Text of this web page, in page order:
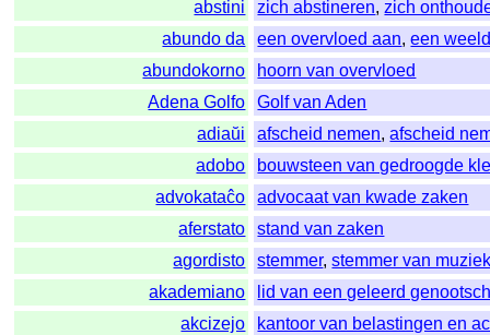
abstini zich abstineren,zich
abundo da
een overvloed aan,een
abundokorno
hoorn van overvloed
Adena Golfo
Golf van Aden
adiaŭi
afscheid nemen,afscheid
adobo
bouwsteen van gedroogde
advokataĉo
advocaat van kwade zaken
aferstato
stand van zaken
agordisto
stemmer,stemmer van
akademiano
lid van een geleerd
akcizejo
kantoor van belastingen en